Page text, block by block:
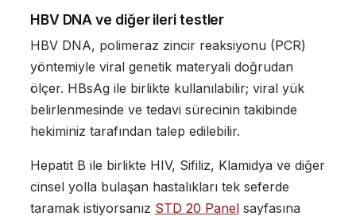
HBV DNA ve diğer ileri testler
HBV DNA, polimeraz zincir reaksiyonu (PCR)
yöntemiyle viral genetik materyali doğrudan
ölçer. HBsAg ile birlikte kullanılabilir; viral yük
belirlenmesinde ve tedavi sürecinin takibinde
hekiminiz tarafından talep edilebilir.
Hepatit B ile birlikte HIV, Sifiliz, Klamidya ve diğer
cinsel yolla bulaşan hastalıkları tek seferde
taramak istiyorsanız STD 20 Panelsayfasına